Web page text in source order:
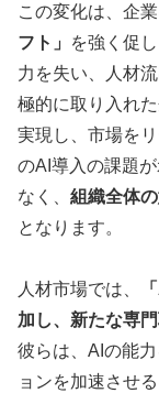
この変化は、企
フト」
を強く促
力を失い、人材
極的に取り入れ
実現し、市場を
のAI導入の課題
なく、 組織全体
となります。
人材市場では、
加し、新たな専
彼らは、AIの能
ョンを加速させ